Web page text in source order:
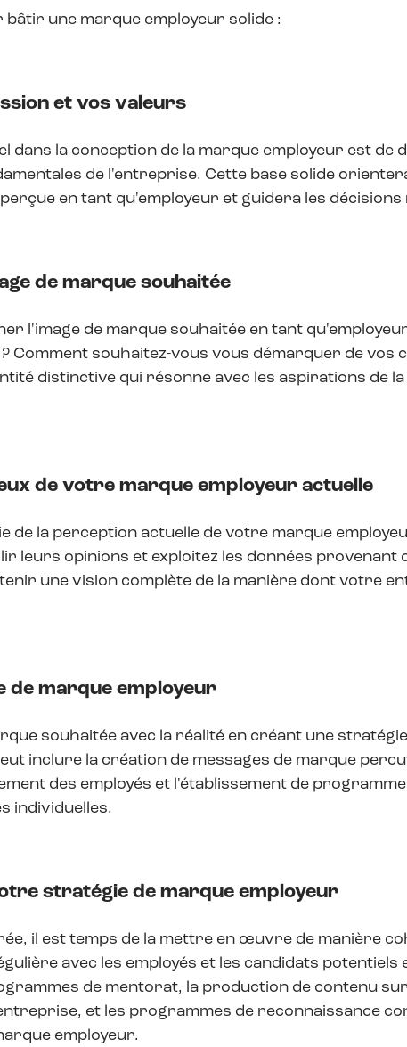
bâtir une marque employeur solide :
et vos valeurs
dans la conception de la marque employeur est de
de l'entreprise. Cette base solide
en tant qu'employeur et guidera les décisions
de marque souhaitée
l'image de marque souhaitée en tant
Comment souhaitez-vous vous démarquer de vos
distinctive qui résonne avec les aspirations de
de votre marque employeur actuelle
de la perception actuelle de votre marque
leurs opinions et exploitez les données provenant
une vision complète de la manière dont votre
de marque employeur
souhaitée avec la réalité en créant une
inclure la création de messages de marque
des employés et l'établissement de
individuelles.
stratégie de marque employeur
il est temps de la mettre en œuvre de manière
avec les employés et les candidats potentiels
de mentorat, la production de contenu
et les programmes de reconnaissance
employeur.